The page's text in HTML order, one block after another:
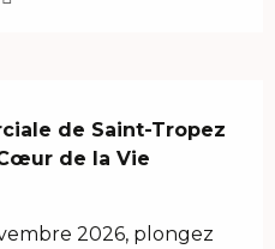
de Saint-Tropez
de la Vie
2026, plongez